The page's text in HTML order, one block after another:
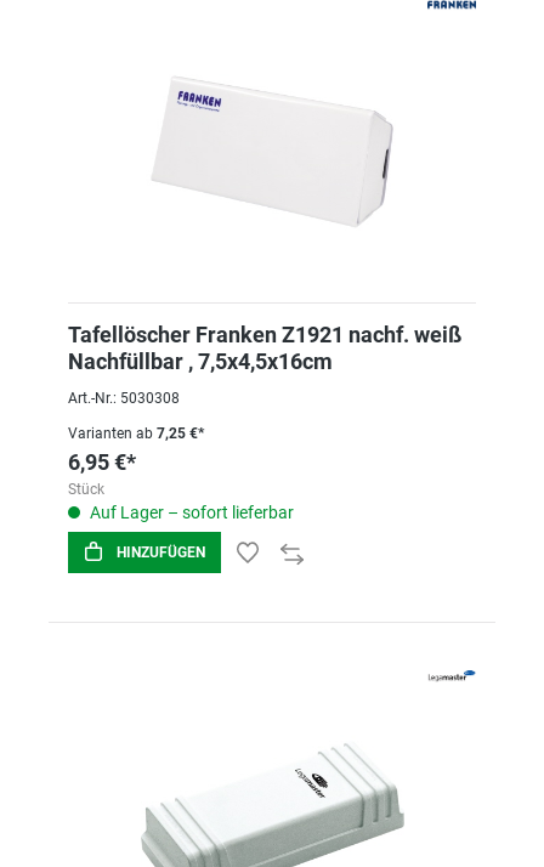
Tafellöscher Franken Z1921 nachf. weiß
Nachfüllbar , 7,5x4,5x16cm
Art.-Nr.: 5030308
Varianten ab 7,25 €*
6,95 €*
Stück
Auf Lager – sofort lieferbar
HINZUFÜGEN